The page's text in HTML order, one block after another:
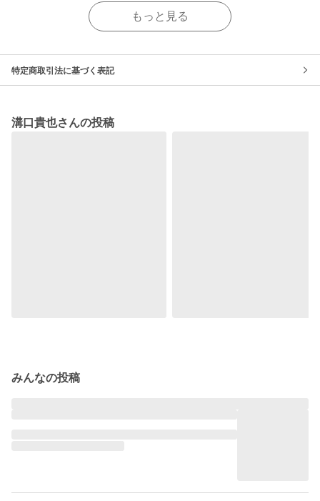
もっと見る
特定商取引法に基づく表記
溝口貴也さんの投稿
みんなの投稿